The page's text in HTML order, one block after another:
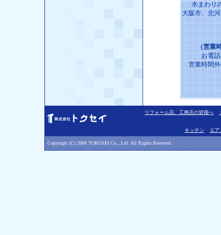
水まわり
大阪市、北
（営業
お電
営業時間
リフォーム店、工務店の皆様へ
キッチン エア
Copyright (C) 2006 TOKUSEI Co., Ltd. All Rights Reserved.